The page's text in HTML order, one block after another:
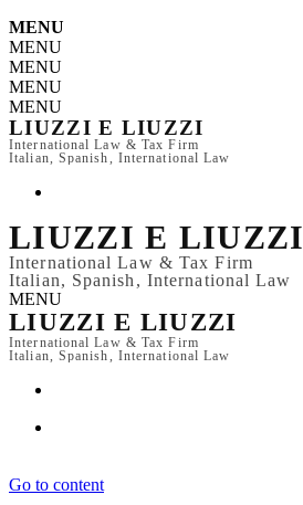
MENU
MENU
MENU
MENU
MENU
LIUZZI E LIUZZI
International Law & Tax Firm
Italian, Spanish, International Law
LIUZZI E LIUZZI
International Law & Tax Firm
Italian, Spanish, International Law
MENU
LIUZZI E LIUZZI
International Law & Tax Firm
Italian, Spanish, International Law
Go to content